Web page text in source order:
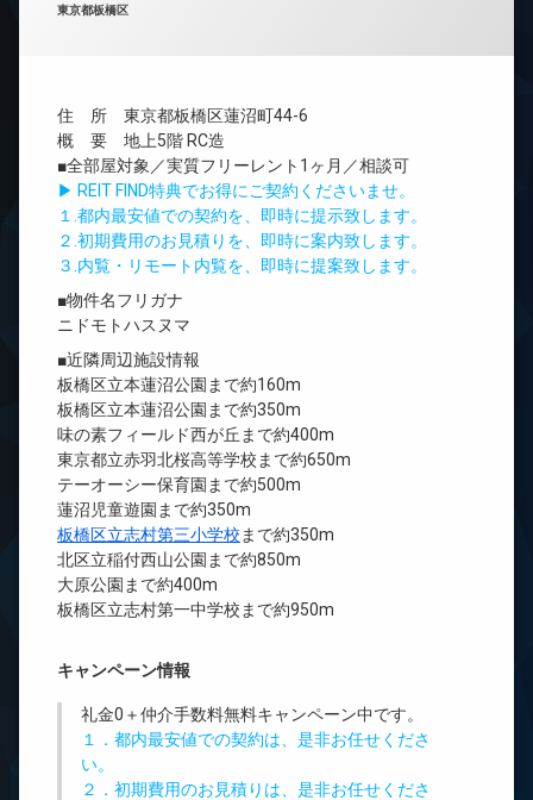
カテゴリー:
東京都板橋区
住 所 東京都板橋区蓮沼町44-6
概 要 地上5階 RC造
■全部屋対象／実質フリーレント1ヶ月／相談可
▶ REIT FIND特典でお得にご契約くださいませ。
１.都内最安値での契約を、即時に提示致します。
２.初期費用のお見積りを、即時に案内致します。
３.内覧・リモート内覧を、即時に提案致します。
■物件名フリガナ
ニドモトハスヌマ
■近隣周辺施設情報
板橋区立本蓮沼公園まで約160m
板橋区立本蓮沼公園まで約350m
味の素フィールド西が丘まで約400m
東京都立赤羽北桜高等学校まで約650m
テーオーシー保育園まで約500m
蓮沼児童遊園まで約350m
板橋区立志村第三小学校 まで約350m
北区立稲付西山公園まで約850m
大原公園まで約400m
板橋区立志村第一中学校まで約950m
キャンペーン情報
礼金0 ＋仲介手数料無料キャンペーン中です。
１．都内最安値での契約は、是非お任せくださ
い。
２．初期費用のお見積りは、是非お任せくださ